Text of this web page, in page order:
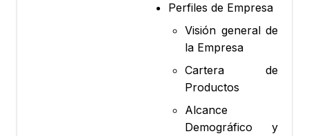
Perfiles de Empresa
Visión general de
la Empresa
Cartera de
Productos
Alcance
Demográfico y